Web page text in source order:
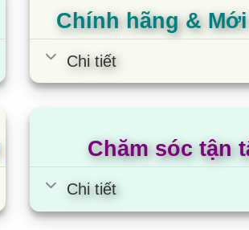
Chính hãng & Mới
Chi tiết
Chăm sóc tận
Chi tiết